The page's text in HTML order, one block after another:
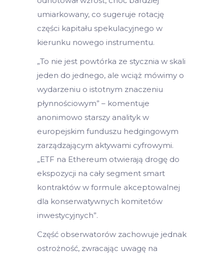
umiarkowany, co sugeruje rotację
części kapitału spekulacyjnego w
kierunku nowego instrumentu.
„To nie jest powtórka ze stycznia w skali
jeden do jednego, ale wciąż mówimy o
wydarzeniu o istotnym znaczeniu
płynnościowym” – komentuje
anonimowo starszy analityk w
europejskim funduszu hedgingowym
zarządzającym aktywami cyfrowymi.
„ETF na Ethereum otwierają drogę do
ekspozycji na cały segment smart
kontraktów w formule akceptowalnej
dla konserwatywnych komitetów
inwestycyjnych”.
Część obserwatorów zachowuje jednak
ostrożność, zwracając uwagę na